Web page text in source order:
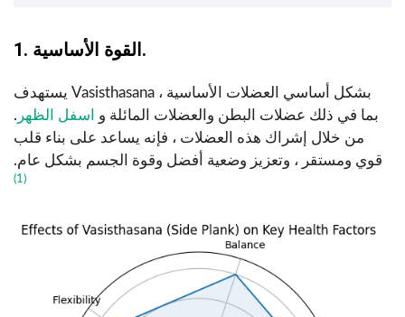
1. القوة الأساسية.
يستهدف Vasisthasana بشكل أساسي العضلات الأساسية ،
بما في ذلك عضلات البطن والعضلات المائلة و
اسفل الظهر .
من خلال إشراك هذه العضلات ، فإنه يساعد على بناء قلب
قوي ومستقر ، وتعزيز وضعية أفضل وقوة الجسم بشكل عام.
(1)